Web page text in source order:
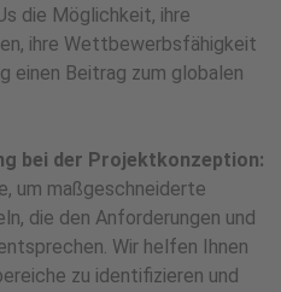
die Möglichkeit, ihre
ihre Wettbewerbsfähigkeit
einen Beitrag zum globalen
bei der Projektkonzeption:
um maßgeschneiderte
die den Anforderungen und
Wir helfen Ihnen
zu identifizieren und